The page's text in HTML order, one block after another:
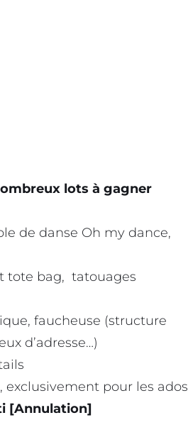
lots à gagner
de danse Oh my dance,
tote bag, tatouages
faucheuse (structure
d’adresse…)
pour les ados
[Annulation]